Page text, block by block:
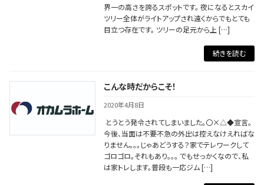
界一の高さを誇るスポットです。 夜になるとスカイ
ツリー全体がライトアップされ遠くからでもとても
目立つ存在です。 ツリーの足元から上 […]
続きを読む
こんな時だからこそ！
2020年4月8日
とうとう発令されてしまいました。〇×△◆宣言。
今後、当面は不要不急の外出は控えなけえればな
りません。。。じゃあどうする？家でテレワークして
ゴロゴロ。それもあり。。。 でもせっかくなので、私
は家トレします。普段も一応ジム […]